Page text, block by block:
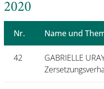
2020
Nr. Name und
42
GABRIELLE